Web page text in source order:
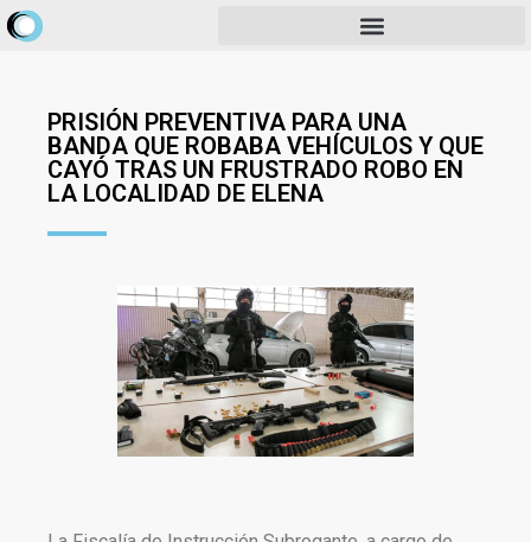
PRISIÓN PREVENTIVA PARA UNA
BANDA QUE ROBABA VEHÍCULOS Y QUE
CAYÓ TRAS UN FRUSTRADO ROBO EN
LA LOCALIDAD DE ELENA